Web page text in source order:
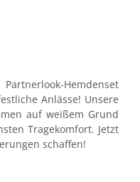
Hemdenset
Anlässe! Unsere
auf weißem Grund
Tragekomfort. Jetzt
schaffen!